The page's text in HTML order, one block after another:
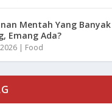
Mentah Yang
Emang Ada?
| Food